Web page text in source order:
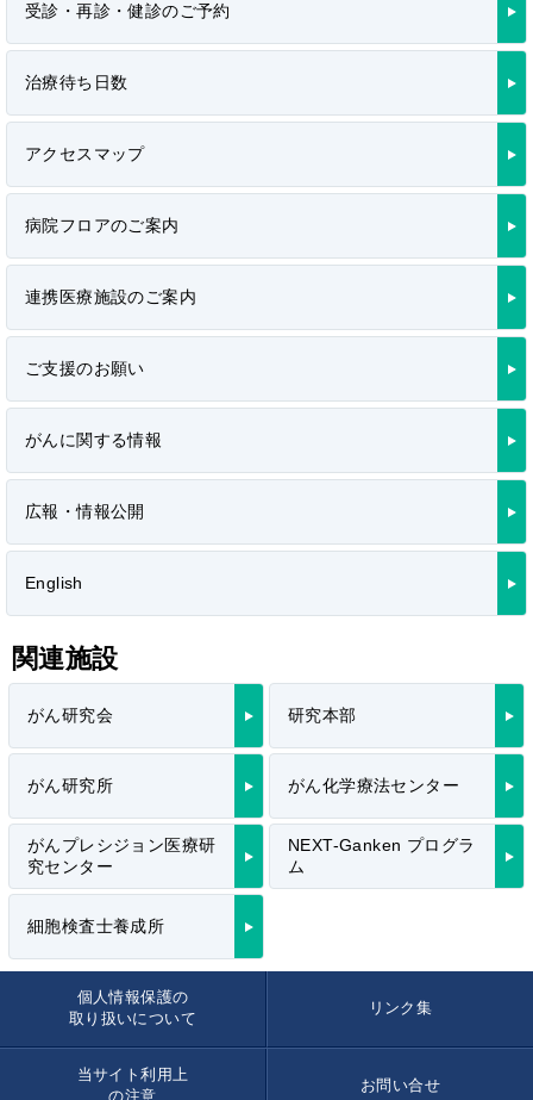
受診・再診・健診のご予約
治療待ち日数
アクセスマップ
病院フロアのご案内
連携医療施設のご案内
ご支援のお願い
がんに関する情報
広報・情報公開
English
関連施設
がん研究会 研究本部
がん研究所 がん化学療法センター
がんプレシジョン医療研
究センター
NEXT-Ganken プログラ
ム
細胞検査士養成所
個人情報保護の
取り扱いについて
リンク集
当サイト利用上
の注意
お問い合せ